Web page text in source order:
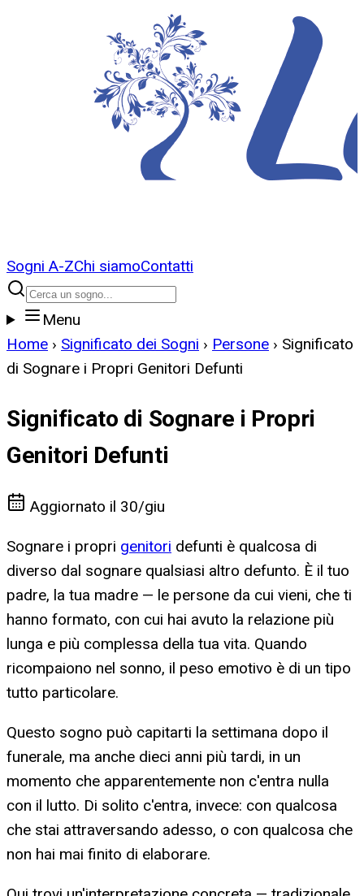
Sogni A-ZChi siamoContatti
Menu
Home › Significato dei Sogni › Persone › Significato
di Sognare i Propri Genitori Defunti
Significato di Sognare i Propri
Genitori Defunti
Aggiornato il 30/giu
Sognare i propri genitori defunti è qualcosa di
diverso dal sognare qualsiasi altro defunto. È il tuo
padre, la tua madre — le persone da cui vieni, che ti
hanno formato, con cui hai avuto la relazione più
lunga e più complessa della tua vita. Quando
ricompaiono nel sonno, il peso emotivo è di un tipo
tutto particolare.
Questo sogno può capitarti la settimana dopo il
funerale, ma anche dieci anni più tardi, in un
momento che apparentemente non c'entra nulla
con il lutto. Di solito c'entra, invece: con qualcosa
che stai attraversando adesso, o con qualcosa che
non hai mai finito di elaborare.